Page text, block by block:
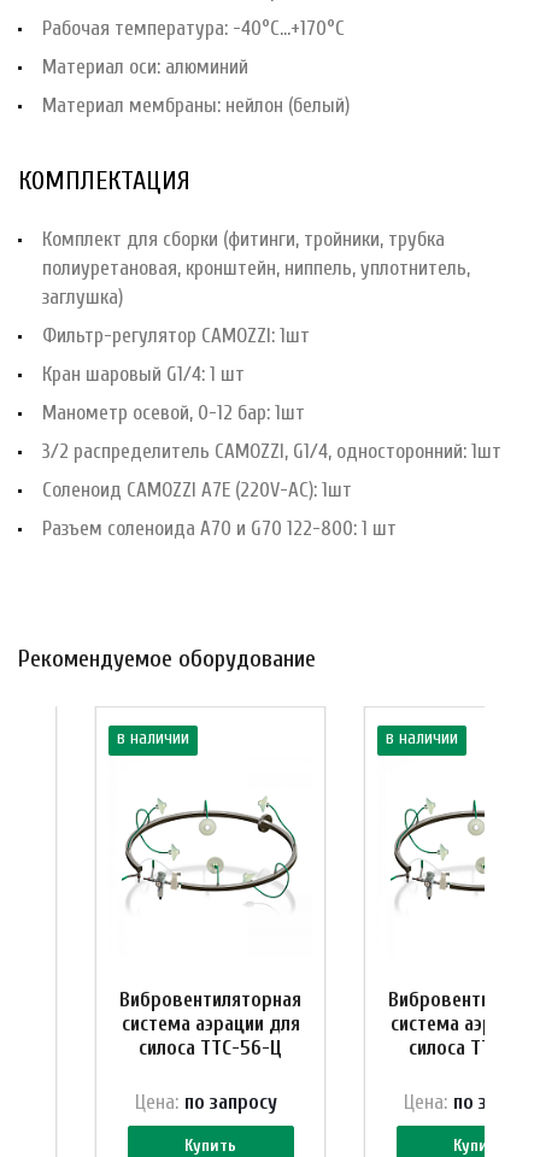
Рабочая температура: -40°С...+170°С
Материал оси: алюминий
Материал мембраны: нейлон (белый)
КОМПЛЕКТАЦИЯ
Комплект для сборки (фитинги, тройники, трубка
полиуретановая, кронштейн, ниппель, уплотнитель,
заглушка)
Фильтр-регулятор CAMOZZI: 1шт
Кран шаровый G1/4: 1 шт
Манометр осевой, 0-12 бар: 1шт
3/2 распределитель CAMOZZI, G1/4, односторонний: 1шт
Соленоид CAMOZZI A7E (220V-AC): 1шт
Разъем соленоида A70 и G70 122-800: 1 шт
Рекомендуемое оборудование
в наличии
Вибровентиляторная
система аэрации для
силоса ТТС-56-Ц
Купить
Цена: по запросу
в наличии
система аэрации
силоса ТТС-
Купить
Цена: по зап